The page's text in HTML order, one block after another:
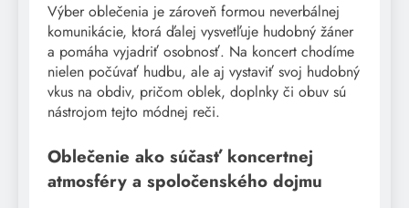
Výber oblečenia je zároveň formou neverbálnej
komunikácie, ktorá ďalej vysvetľuje hudobný žáner
a pomáha vyjadriť osobnosť. Na koncert chodíme
nielen počúvať hudbu, ale aj vystaviť svoj hudobný
vkus na obdiv, pričom oblek, doplnky či obuv sú
nástrojom tejto módnej reči.
Oblečenie ako súčasť koncertnej
atmosféry a spoločenského dojmu